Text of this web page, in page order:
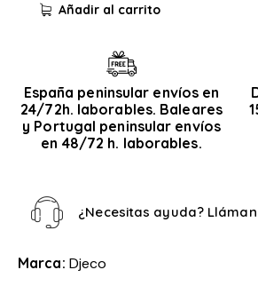
Añadir al carrito
España peninsular envíos en
24/72h. laborables. Baleares
y Portugal peninsular envíos
en 48/72 h. laborables.
¿Necesitas ayuda?
Marca: Djeco